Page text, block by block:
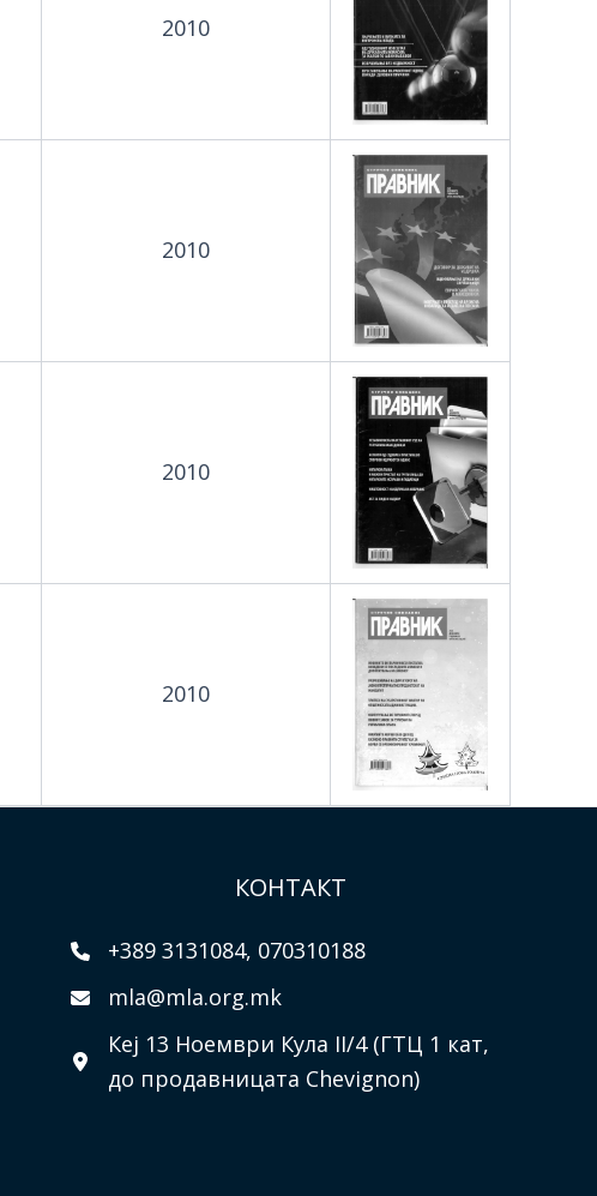
2010
2010
2010
2010
КОНТАКТ
+389 3131084, 070310188
mla@mla.org.mk
Кеј 13 Ноември Кула II/4 (ГТЦ 1 кат,
до продавницата Chevignon)